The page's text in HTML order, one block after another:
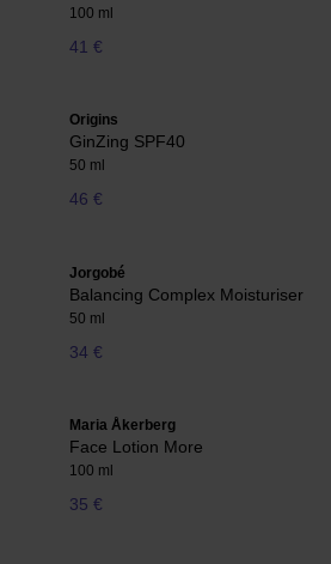
100 ml
41 €
Origins
GinZing SPF40
50 ml
46 €
Jorgobé
Balancing Complex Moisturiser
50 ml
34 €
Maria Åkerberg
Face Lotion More
100 ml
35 €